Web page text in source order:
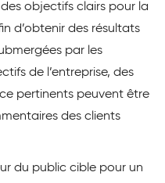
objectifs clairs pour la
d’obtenir des résultats
par les
de l’entreprise, des
pertinents peuvent être
des clients
du public cible pour un